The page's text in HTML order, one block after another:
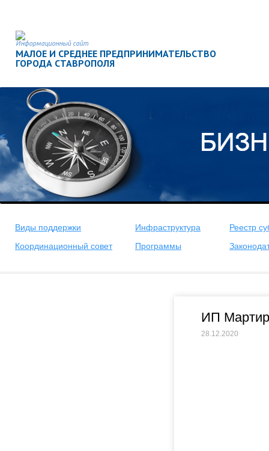
Информационный сайт
МАЛОЕ И СРЕДНЕЕ ПРЕДПРИНИМАТЕЛЬСТВО
ГОРОДА СТАВРОПОЛЯ
<
Виды поддержки Инфраструктура
Реестр
Координационный совет
Программы
ИП
28.12.2020